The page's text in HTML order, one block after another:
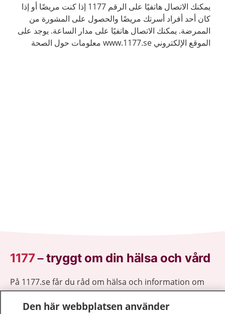
يمكنك الاتصال هاتفيًا على الرقم 1177 إذا كنت مريضًا أو إذا
كان أحد أفراد أسرتك مريضًا والحصول على المشورة من
الممرضة. يمكنك الاتصال هاتفيًا على مدار الساعة. يوجد على
الموقع الإلكتروني www.1177.se معلومات حول الصحة
1177–tryggt om din hälsa och vård
På 1177.se får du råd om hälsa och information om
sjukdomar och vilka mottagningar du kan kontakta.
Logga in för att läsa din journal och göra dina
Den här webbplatsen använder